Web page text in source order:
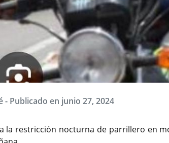
- Publicado en junio 27, 2024
la restricción nocturna de parrillero en